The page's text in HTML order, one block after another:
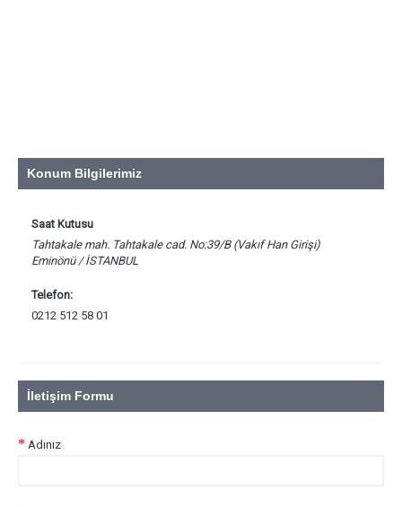
Konum Bilgilerimiz
Saat Kutusu
Tahtakale mah. Tahtakale cad. No:39/B (Vakıf Han Girişi)
Eminönü / İSTANBUL
Telefon:
0212 512 58 01
İletişim Formu
Adınız